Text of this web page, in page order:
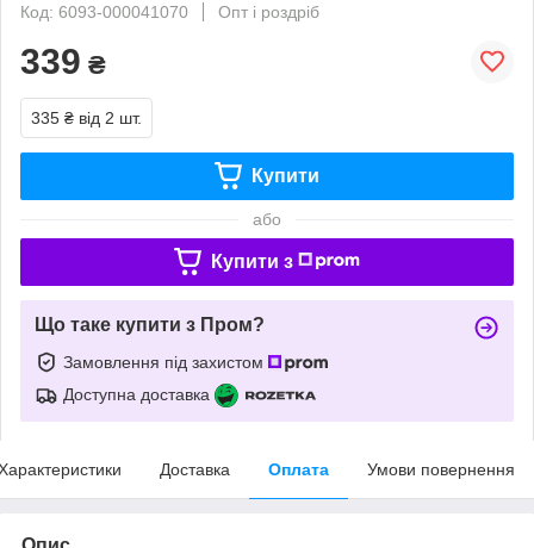
Код: 6093-000041070
Опт і роздріб
339 ₴
335 ₴ від 2 шт.
Купити
або
Купити з
Що таке купити з Пром?
Замовлення під захистом
Доступна доставка
Доставка Оплата Умови повернення